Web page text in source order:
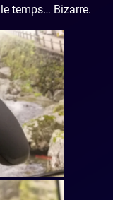
temps… Bizarre.